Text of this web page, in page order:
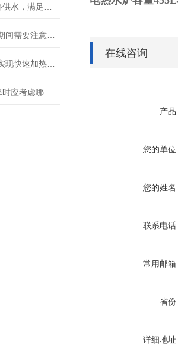
在线咨询
产品
您的单位
您的姓名
联系电话
常用邮箱
省份
详细地址